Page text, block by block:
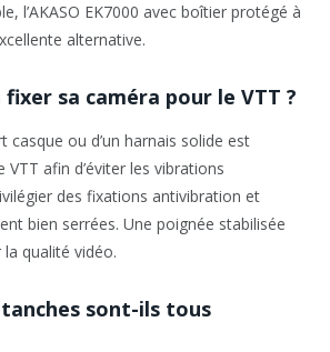
l’AKASO EK7000 avec boîtier protégé à
alternative.
sa caméra pour le VTT ?
casque ou d’un harnais solide est
afin d’éviter les vibrations
des fixations antivibration et
bien serrées. Une poignée stabilisée
qualité vidéo.
sont-ils tous